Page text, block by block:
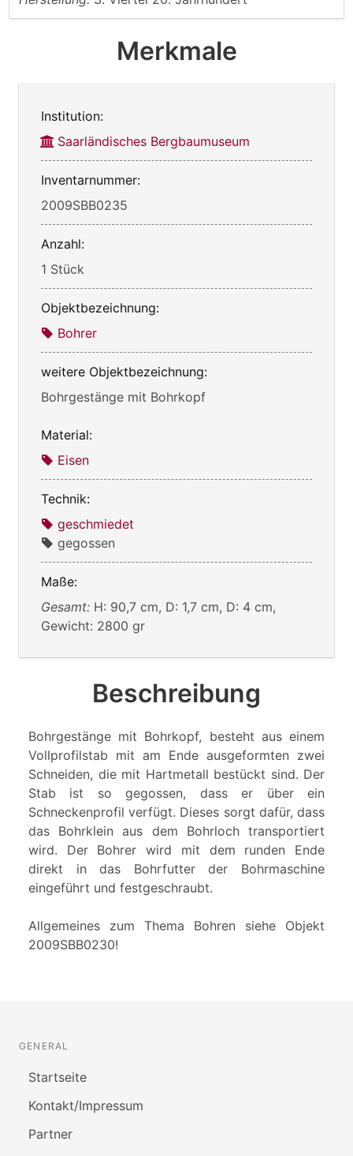
Merkmale
Institution:
Saarländisches Bergbaumuseum
Inventarnummer:
2009SBB0235
Anzahl:
1 Stück
Objektbezeichnung:
Bohrer
weitere Objektbezeichnung:
Bohrgestänge mit Bohrkopf
Material:
Eisen
Technik:
geschmiedet
gegossen
Maße:
Gesamt: H: 90,7 cm, D: 1,7 cm, D: 4 cm,
Gewicht: 2800 gr
Beschreibung
Bohrgestänge mit Bohrkopf, besteht aus einem
Vollprofilstab mit am Ende ausgeformten zwei
Schneiden, die mit Hartmetall bestückt sind. Der
Stab ist so gegossen, dass er über ein
Schneckenprofil verfügt. Dieses sorgt dafür, dass
das Bohrklein aus dem Bohrloch transportiert
wird. Der Bohrer wird mit dem runden Ende
direkt in das Bohrfutter der Bohrmaschine
eingeführt und festgeschraubt.
Allgemeines zum Thema Bohren siehe Objekt
2009SBB0230!
GENERAL
Startseite
Kontakt/Impressum
Partner